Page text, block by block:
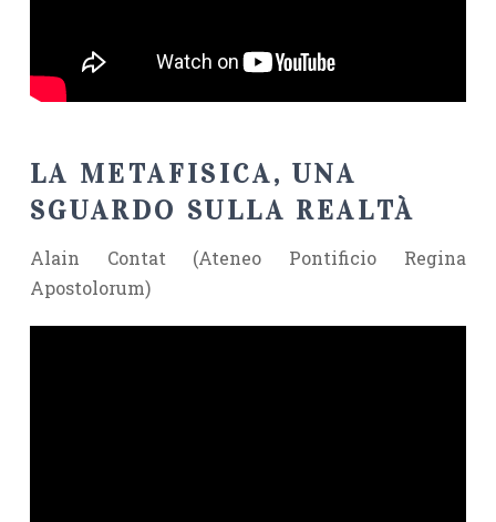
LA METAFISICA, UNA
SGUARDO SULLA REALTÀ
Alain Contat (Ateneo Pontificio Regina
Apostolorum)